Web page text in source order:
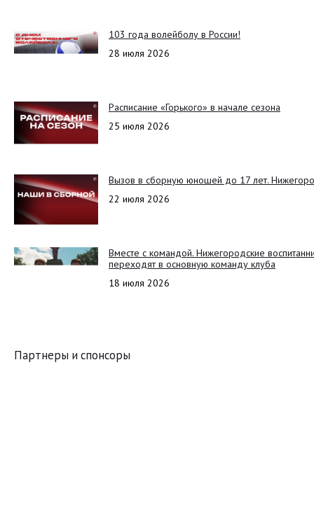
103 года волейболу в России!
28 июля 2026
Расписание «Горького» в начале сезона
25 июля 2026
Вызов в сборную юношей до 17 лет.
22 июля 2026
Вместе с командой. Нижегородские
переходят в основную команду клуба
18 июля 2026
Партнеры и спонсоры